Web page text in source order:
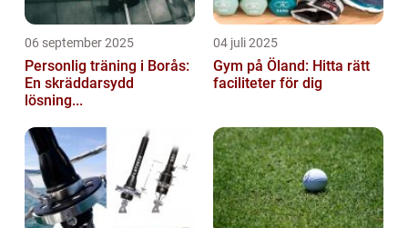
06 september 2025
Personlig träning i Borås:
En skräddarsydd
lösning...
04 juli 2025
Gym på Öland: Hitta rätt
faciliteter för dig